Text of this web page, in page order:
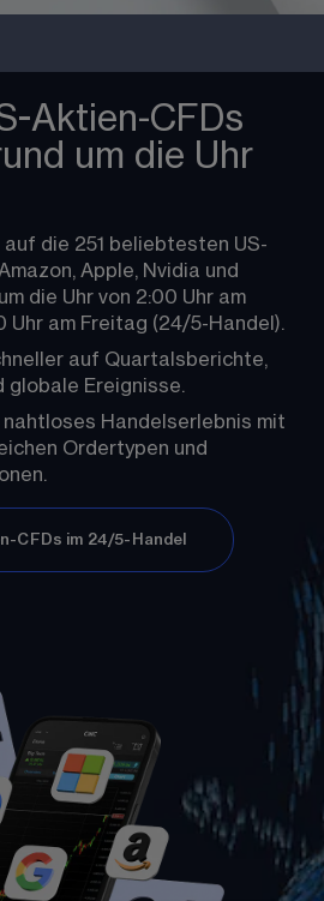
Aktien-CFDs
um die Uhr
auf die 251 beliebtesten US-
Apple, Nvidia und
die Uhr von 2:00 Uhr am
Uhr am Freitag (24/5-Handel).
auf Quartalsberichte,
globale Ereignisse.
nahtloses Handelserlebnis mit
Ordertypen und
CFDs im 24/5-Handel